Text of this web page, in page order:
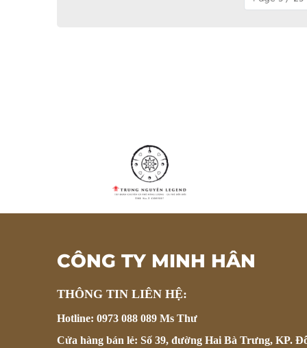
CÔNG TY MINH HÂN
THÔNG TIN LIÊN HỆ:
Hotline: 0973 088 089 Ms Thư
Cửa hàng bán lẻ: Số 39, đường Hai Bà Trưng, KP.